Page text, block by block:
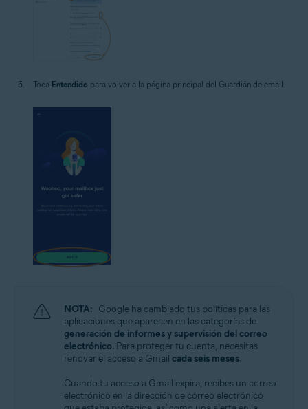
Toca Entendido para volver a la página principal del Guardián de email.
NOTA: Google ha cambiado tus políticas para las
aplicaciones que aparecen en las categorías de
generación de informes y supervisión del correo
electrónico. Para proteger tu cuenta, necesitas
renovar el acceso a Gmail cada seis meses.
Cuando tu acceso a Gmail expira, recibes un correo
electrónico en la dirección de correo electrónico